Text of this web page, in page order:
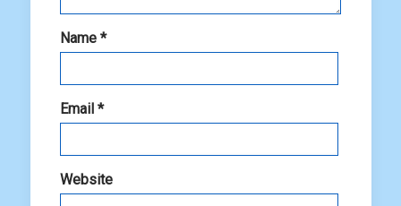
Name *
Email *
Website